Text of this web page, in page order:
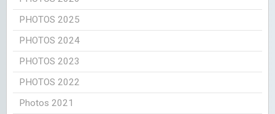
PHOTOS 2025
PHOTOS 2024
PHOTOS 2023
PHOTOS 2022
Photos 2021